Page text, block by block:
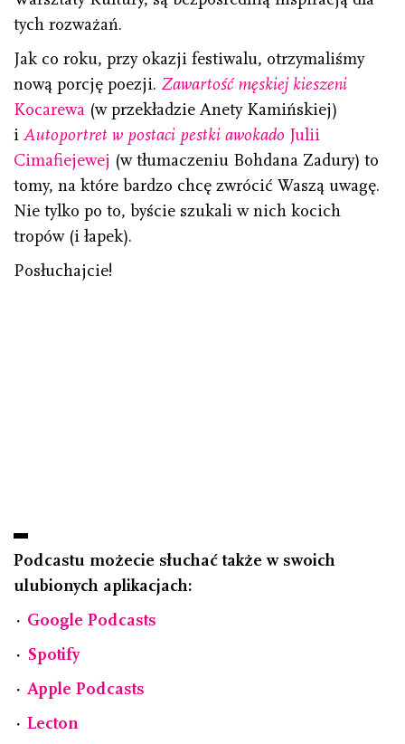
tych rozważań.
Jak co roku, przy okazji festiwalu, otrzymaliśmy
nową porcję poezji. Zawartość męskiej kieszeni
Kocarewa (w przekładzie Anety Kamińskiej)
i Autoportret w postaci pestki awokado Julii
Cimafiejewej (w tłumaczeniu Bohdana Zadury) to
tomy, na które bardzo chcę zwrócić Waszą uwagę.
Nie tylko po to, byście szukali w nich kocich
tropów (i łapek).
Posłuchajcie!
Podcastu możecie słuchać także w swoich
ulubionych aplikacjach:
⋅ Google Podcasts
⋅ Spotify
⋅ Apple Podcasts
⋅ Lecton